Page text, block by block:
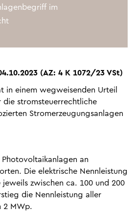
im
(AZ: 4 K 1072/23 VSt)
in einem wegweisenden Urteil
die stromsteuerrechtliche
Stromerzeugungsanlagen
an
Die elektrische Nennleistung
zwischen ca. 100 und 200
die Nennleistung aller
2 MWp.